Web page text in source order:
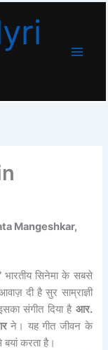
Mangeshkar,
भारतीय सिनेमा के सबसे
दी है सुर साम्राज्ञी
संगीत दिया है आर.
ने। यह गीत जीवन के
बयां करता है।